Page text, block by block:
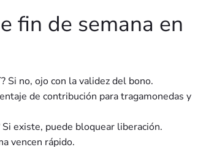
fin de semana en
Si no, ojo con la validez del bono.
de contribución para tragamonedas y
existe, puede bloquear liberación.
vencen rápido.